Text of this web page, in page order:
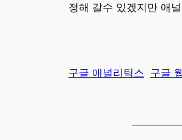
정해 갈수 있겠지만 애
구글 애널리틱스 구글